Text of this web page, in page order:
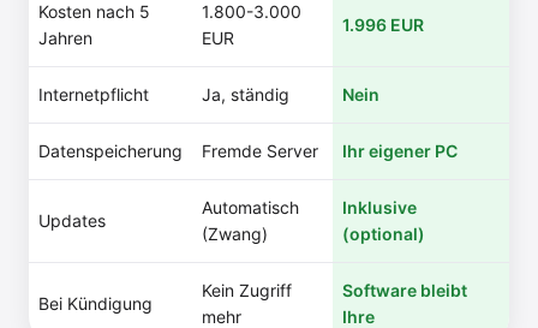
Kosten nach 5
Jahren
1.800-3.000
EUR
1.996 EUR
Internetpflicht Ja, ständig Nein
Datenspeicherung Fremde Server Ihr eigener PC
Updates
Automatisch
(Zwang)
Inklusive
(optional)
Bei Kündigung
Kein Zugriff
mehr
Software bleibt
Ihre